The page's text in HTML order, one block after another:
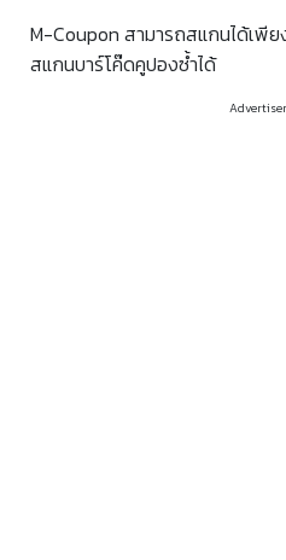
M-Coupon สามารถสแกนได้เพีย
สแกนบาร์โค๊ดคูปองซ้ำได้